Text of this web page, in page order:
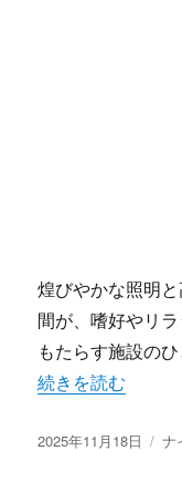
煌びやかな照明
間が、嗜好やリ
もたらす施設の
“ナイトクラブの
続きを読む
投
2025年11月18日
カ
ナ